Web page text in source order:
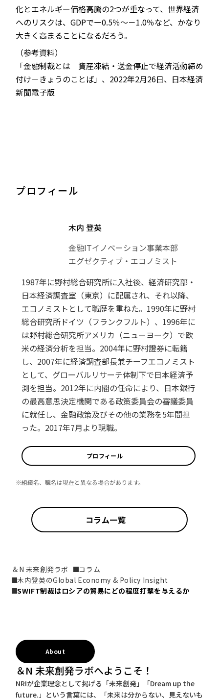
化とエネルギー価格高騰の2つが重なって、世界経済
へのリスクは、GDPでー0.5％～－1.0％など、かなり
大きく高まることになるだろう。
（参考資料）
「金融制裁とは 資産凍結・送金停止で経済活動締め
付け－きょうのことば」、2022年2月26日、日本経済
新聞電子版
プロフィール
木内 登英
金融ITイノベーション事業本部
エグゼクティブ・エコノミスト
1987年に野村総合研究所に入社後、経済研究部・
日本経済調査室（東京）に配属され、それ以降、
エコノミストとして職歴を重ねた。1990年に野村
総合研究所ドイツ（フランクフルト）、1996年に
は野村総合研究所アメリカ（ニューヨーク）で欧
米の経済分析を担当。2004年に野村證券に転籍
し、2007年に経済調査部長兼チーフエコノミスト
として、グローバルリサーチ体制下で日本経済予
測を担当。2012年に内閣の任命により、日本銀行
の最高意思決定機関である政策委員会の審議委員
に就任し、金融政策及びその他の業務を5年間担
った。2017年7月より現職。
プロフィール
※組織名、職名は現在と異なる場合があります。
コラム一覧
＆N 未来創発ラボ
コラム
木内登英のGlobal Economy & Policy Insight
SWIFT制裁はロシアの貿易にどの程度打撃を与えるか
About
＆N 未来創発ラボへようこそ！
NRIが企業理念として掲げる「未来創発」「Dream up the
future.」という言葉には、「未来は分からない、見えないも